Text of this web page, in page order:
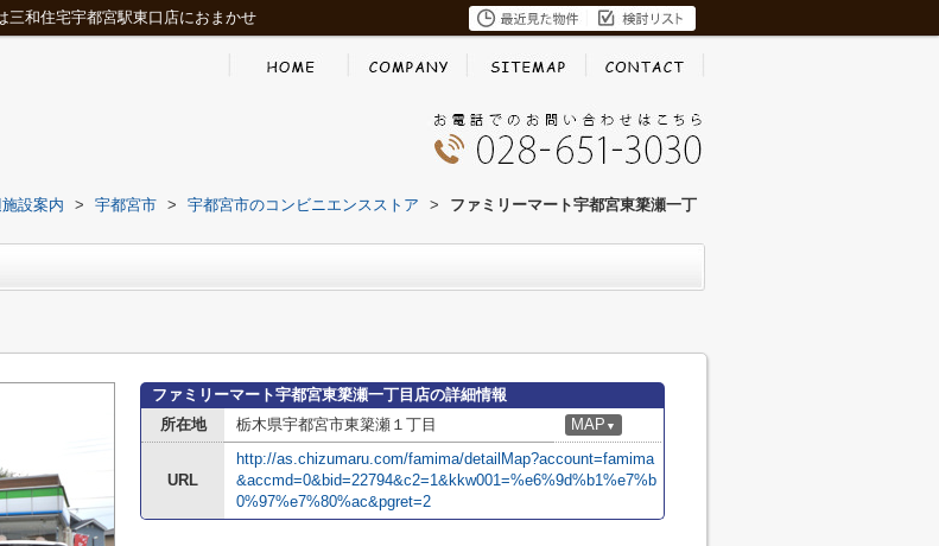
三和住宅宇都宮駅東口店におまかせ
設案内 > 宇都宮市 > 宇都宮市のコンビニエンスストア >
ファミリーマート宇都宮東簗瀬一丁
ファミリーマート宇都宮東簗瀬一丁目店の詳細情報
所在地
栃木県宇都宮市東簗瀬１丁目 MAP ▼
URL
http://as.chizumaru.com/famima/detailMap?account=famima
&accmd=0&bid=22794&c2=1&kkw001=%e6%9d%b1%e7%b
0%97%e7%80%ac&pgret=2